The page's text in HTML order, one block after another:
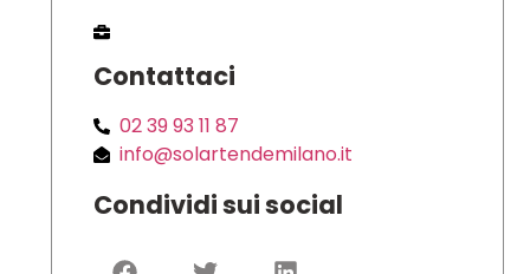
Contattaci
02 39 93 11 87
info@solartendemilano.it
Condividi sui social